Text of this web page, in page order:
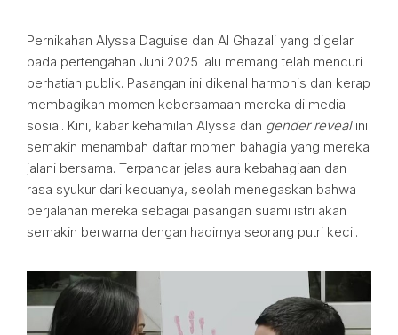
Pernikahan Alyssa Daguise dan Al Ghazali yang digelar
pada pertengahan Juni 2025 lalu memang telah mencuri
perhatian publik. Pasangan ini dikenal harmonis dan kerap
membagikan momen kebersamaan mereka di media
sosial. Kini, kabar kehamilan Alyssa dan gender revealini
semakin menambah daftar momen bahagia yang mereka
jalani bersama. Terpancar jelas aura kebahagiaan dan
rasa syukur dari keduanya, seolah menegaskan bahwa
perjalanan mereka sebagai pasangan suami istri akan
semakin berwarna dengan hadirnya seorang putri kecil.